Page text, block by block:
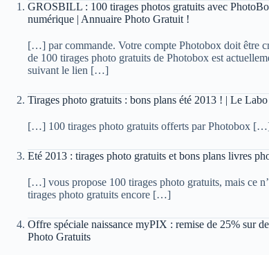
GROSBILL : 100 tirages photos gratuits avec
numérique | Annuaire Photo Gratuit !
[…] par commande. Votre compte Photobox doit être
de 100 tirages photo gratuits de Photobox est
suivant le lien […]
Tirages photo gratuits : bons plans été 2013 ! | Le
[…] 100 tirages photo gratuits offerts par Photobox
Eté 2013 : tirages photo gratuits et bons plans livres
[…] vous propose 100 tirages photo gratuits, mais ce
tirages photo gratuits encore […]
Offre spéciale naissance myPIX : remise de 25% sur
Photo Gratuits